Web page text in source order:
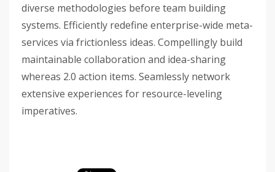
diverse methodologies before team building
systems. Efficiently redefine enterprise-wide meta-
services via frictionless ideas. Compellingly build
maintainable collaboration and idea-sharing
whereas 2.0 action items. Seamlessly network
extensive experiences for resource-leveling
imperatives.